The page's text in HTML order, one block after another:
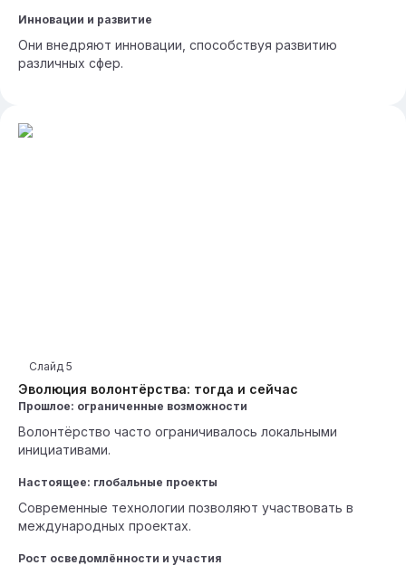
Инновации и развитие
Они внедряют инновации, способствуя развитию
различных сфер.
Эволюция волонтёрства: тогда и сейчас
Слайд 5
Прошлое: ограниченные возможности
Волонтёрство часто ограничивалось локальными
инициативами.
Настоящее: глобальные проекты
Современные технологии позволяют участвовать в
международных проектах.
Рост осведомлённости и участия